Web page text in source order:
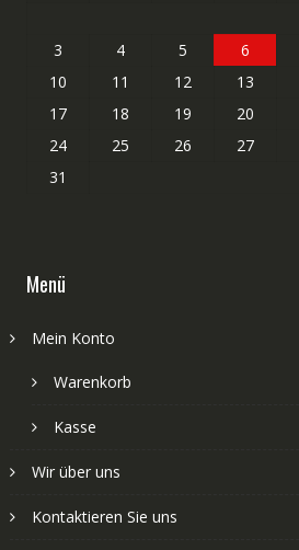
3
4 5 6
10
11 12 13
17
18 19 20
24
25 26 27
31
Menü
Mein Konto
Warenkorb
Kasse
Wir über uns
Kontaktieren Sie uns